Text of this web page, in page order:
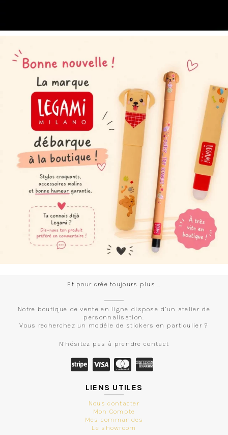
Et pour crée toujours plus …
Notre boutique de vente en ligne dispose d’un atelier de
personnalisation.
Vous recherchez un modèle de stickers en particulier ?
N’hésitez pas à prendre contact
LIENS UTILES
Nous contacter
Mon Compte
Mes commandes
Le showroom